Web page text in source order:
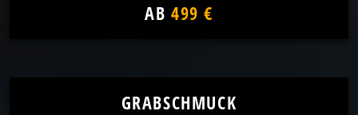
AB 499 €
GRABSCHMUCK